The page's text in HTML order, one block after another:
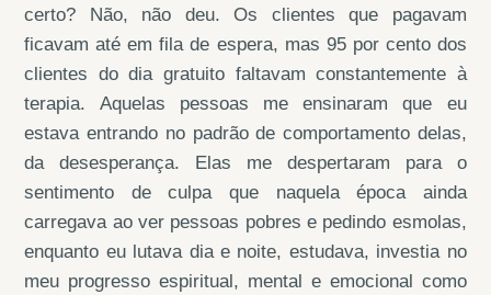
certo? Não, não deu. Os clientes que pagavam
ficavam até em fila de espera, mas 95 por cento dos
clientes do dia gratuito faltavam constantemente à
terapia. Aquelas pessoas me ensinaram que eu
estava entrando no padrão de comportamento delas,
da desesperança. Elas me despertaram para o
sentimento de culpa que naquela época ainda
carregava ao ver pessoas pobres e pedindo esmolas,
enquanto eu lutava dia e noite, estudava, investia no
meu progresso espiritual, mental e emocional como